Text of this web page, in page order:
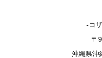
-コ
〒
沖縄県沖